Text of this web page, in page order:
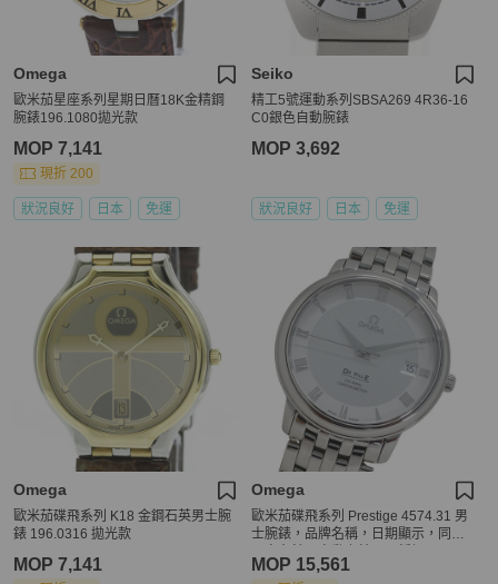
Omega
歐米茄星座系列星期日曆18K金精鋼
腕錶196.1080拋光款
MOP 7,141
現折 200
狀況良好 日本 免運
Seiko
精工5號運動系列SBSA269 4R36-16
C0銀色自動腕錶
MOP 3,692
狀況良好 日本 免運
Omega
歐米茄碟飛系列 K18 金鋼石英男士腕
錶 196.0316 拋光款
MOP 7,141
Omega
歐米茄碟飛系列 Prestige 4574.31 男
士腕錶，品牌名稱，日期顯示，同軸
銀色，拋光。
MOP 15,561